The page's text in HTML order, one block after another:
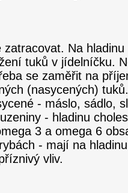
Na
tuků v jídelníčku.
se zaměřit na
(nasycených)
- máslo, sádlo,
- hladinu
3 a omega 6
- mají na
vliv.